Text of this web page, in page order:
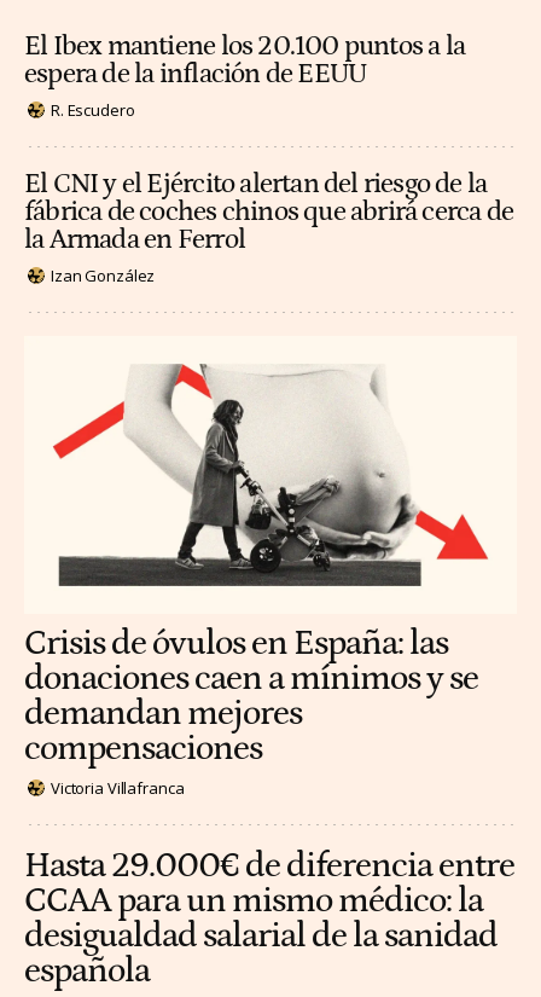
El Ibex mantiene los 20.100 puntos a la
espera de la inflación de EEUU
R. Escudero
El CNI y el Ejército alertan del riesgo de la
fábrica de coches chinos que abrirá cerca de
la Armada en Ferrol
Izan González
Crisis de óvulos en España: las
donaciones caen a mínimos y se
demandan mejores
compensaciones
Victoria Villafranca
Hasta 29.000€ de diferencia entre
CCAA para un mismo médico: la
desigualdad salarial de la sanidad
española